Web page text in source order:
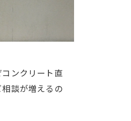
ンクリート直
談が増えるの